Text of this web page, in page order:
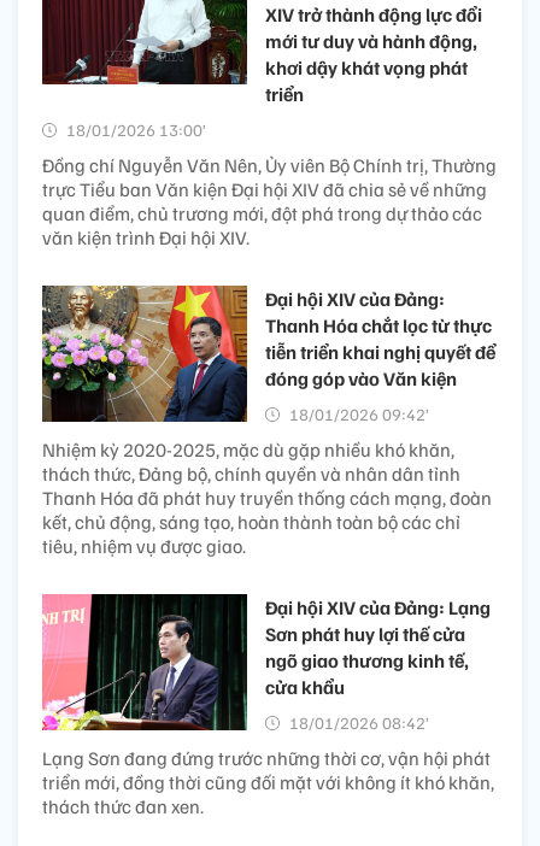
XIV trở thành động lực đổi
mới tư duy và hành động,
khơi dậy khát vọng phát
triển
18/01/2026 13:00’
Đồng chí Nguyễn Văn Nên, Ủy viên Bộ Chính trị, Thường
trực Tiểu ban Văn kiện Đại hội XIV đã chia sẻ về những
quan điểm, chủ trương mới, đột phá trong dự thảo các
văn kiện trình Đại hội XIV.
Đại hội XIV của Đảng:
Thanh Hóa chắt lọc từ thực
tiễn triển khai nghị quyết để
đóng góp vào Văn kiện
18/01/2026 09:42’
Nhiệm kỳ 2020-2025, mặc dù gặp nhiều khó khăn,
thách thức, Đảng bộ, chính quyền và nhân dân tỉnh
Thanh Hóa đã phát huy truyền thống cách mạng, đoàn
kết, chủ động, sáng tạo, hoàn thành toàn bộ các chỉ
tiêu, nhiệm vụ được giao.
Đại hội XIV của Đảng: Lạng
Sơn phát huy lợi thế cửa
ngõ giao thương kinh tế,
cửa khẩu
18/01/2026 08:42’
Lạng Sơn đang đứng trước những thời cơ, vận hội phát
triển mới, đồng thời cũng đối mặt với không ít khó khăn,
thách thức đan xen.